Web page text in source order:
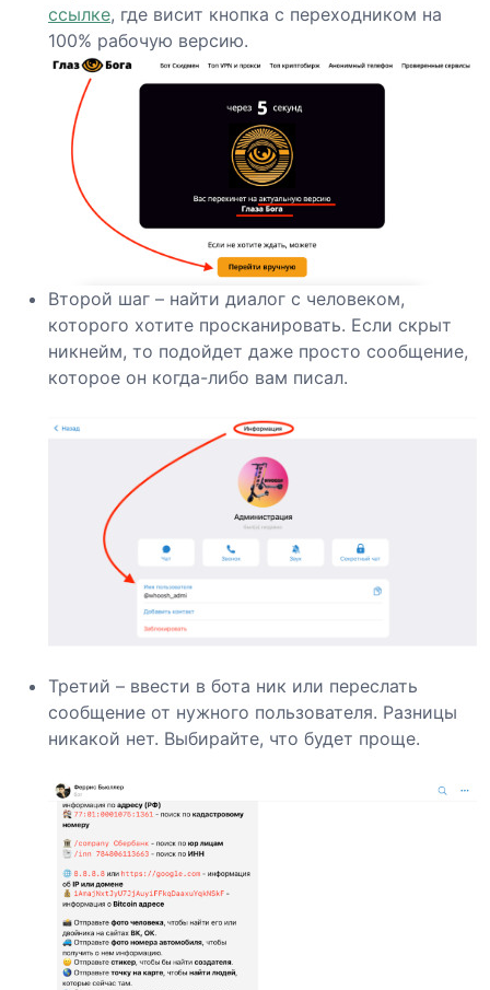
ссылке, где висит кнопка с переходником на
100% рабочую версию.
Второй шаг – найти диалог с человеком,
которого хотите просканировать. Если скрыт
никнейм, то подойдет даже просто сообщение,
которое он когда-либо вам писал.
Третий – ввести в бота ник или переслать
сообщение от нужного пользователя. Разницы
никакой нет. Выбирайте, что будет проще.